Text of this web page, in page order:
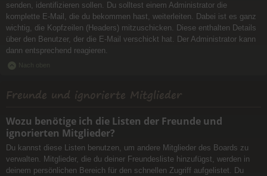
senden, identifizieren sollen. Du solltest einem Administrator die
komplette E-Mail, die du bekommen hast, weiterleiten. Dabei ist es ganz
wichtig, die Kopfzeilen (Headers) mitzuschicken. Diese enthalten Details
über den Benutzer, der die E-Mail verschickt hat. Der Administrator kann
dann entsprechend reagieren.
Nach oben
Freunde und ignorierte Mitglieder
Wozu benötige ich die Listen der Freunde und
ignorierten Mitglieder?
Du kannst diese Listen benutzen, um andere Mitglieder des Boards zu
verwalten. Mitglieder, die du deiner Freundesliste hinzufügst, werden in
deinem persönlichen Bereich für den schnellen Zugriff aufgelistet. Du